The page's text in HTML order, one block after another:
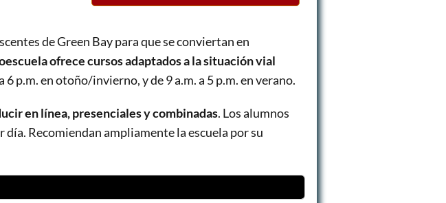
de Green Bay para que se conviertan en
ofrece cursos adaptados a la situación vial
p.m. en otoño/invierno, y de 9 a.m. a 5 p.m. en verano.
en línea, presenciales y combinadas. Los alumnos
Recomiendan ampliamente la escuela por su